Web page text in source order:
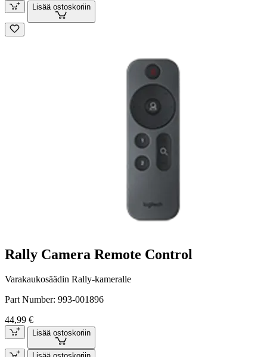
Lisää ostoskoriin
Rally Camera Remote Control
Varakaukosäädin Rally-kameralle
Part Number: 993-001896
44,99 €
Lisää ostoskoriin